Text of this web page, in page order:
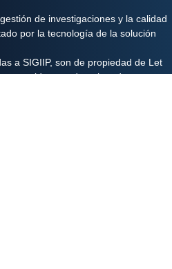
de investigaciones y la calidad
por la tecnología de la solución
a SIGIIP, son de propiedad de Let
protegidos por derechos de autor e